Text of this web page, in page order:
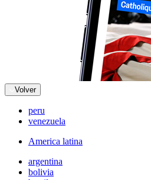
Volver
peru
venezuela
America latina
argentina
bolivia